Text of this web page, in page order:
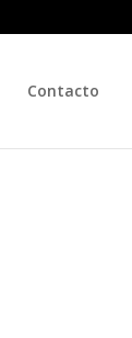
Contacto